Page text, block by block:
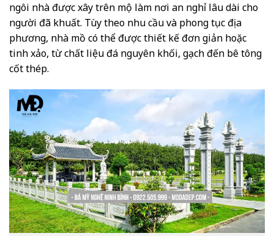
ngôi nhà được xây trên mộ làm nơi an nghỉ lâu dài cho
người đã khuất. Tùy theo nhu cầu và phong tục địa
phương, nhà mồ có thể được thiết kế đơn giản hoặc
tinh xảo, từ chất liệu đá nguyên khối, gạch đến bê tông
cốt thép.